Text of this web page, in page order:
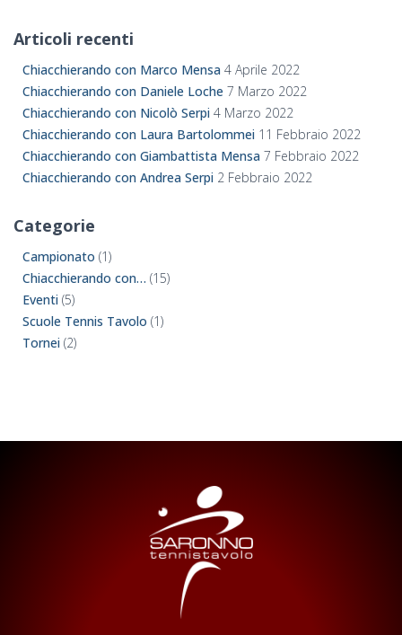
Articoli recenti
Chiacchierando con Marco Mensa 4 Aprile 2022
Chiacchierando con Daniele Loche 7 Marzo 2022
Chiacchierando con Nicolò Serpi 4 Marzo 2022
Chiacchierando con Laura Bartolommei 11 Febbraio 2022
Chiacchierando con Giambattista Mensa 7 Febbraio 2022
Chiacchierando con Andrea Serpi 2 Febbraio 2022
Categorie
Campionato (1)
Chiacchierando con… (15)
Eventi (5)
Scuole Tennis Tavolo (1)
Tornei (2)